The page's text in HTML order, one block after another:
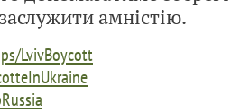
амністію.
LvivBoycott